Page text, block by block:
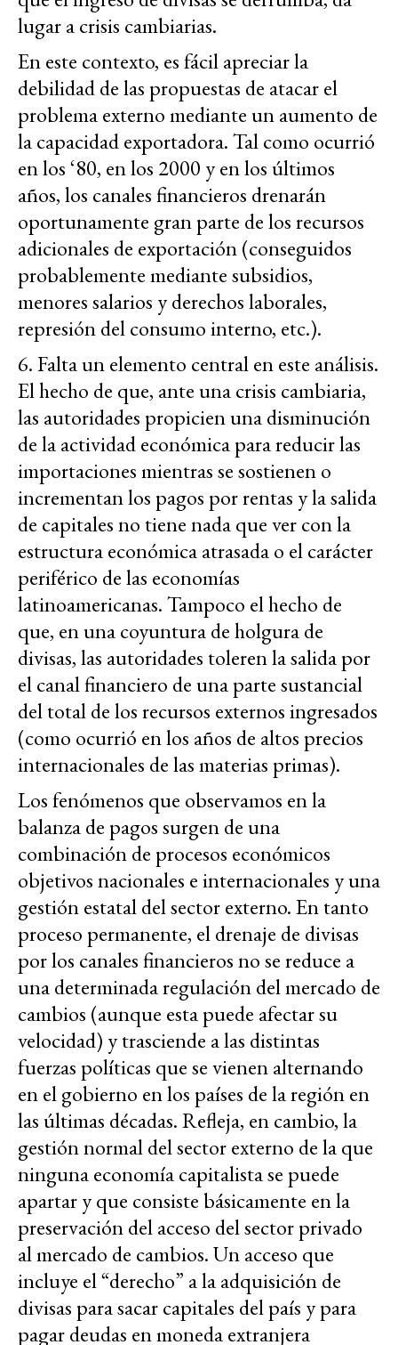
lugar a crisis cambiarias.
En este contexto, es fácil apreciar la
debilidad de las propuestas de atacar el
problema externo mediante un aumento de
la capacidad exportadora. Tal como ocurrió
en los ‘80, en los 2000 y en los últimos
años, los canales financieros drenarán
oportunamente gran parte de los recursos
adicionales de exportación (conseguidos
probablemente mediante subsidios,
menores salarios y derechos laborales,
represión del consumo interno, etc.).
6. Falta un elemento central en este análisis.
El hecho de que, ante una crisis cambiaria,
las autoridades propicien una disminución
de la actividad económica para reducir las
importaciones mientras se sostienen o
incrementan los pagos por rentas y la salida
de capitales no tiene nada que ver con la
estructura económica atrasada o el carácter
periférico de las economías
latinoamericanas. Tampoco el hecho de
que, en una coyuntura de holgura de
divisas, las autoridades toleren la salida por
el canal financiero de una parte sustancial
del total de los recursos externos ingresados
(como ocurrió en los años de altos precios
internacionales de las materias primas).
Los fenómenos que observamos en la
balanza de pagos surgen de una
combinación de procesos económicos
objetivos nacionales e internacionales y una
gestión estatal del sector externo. En tanto
proceso permanente, el drenaje de divisas
por los canales financieros no se reduce a
una determinada regulación del mercado de
cambios (aunque esta puede afectar su
velocidad) y trasciende a las distintas
fuerzas políticas que se vienen alternando
en el gobierno en los países de la región en
las últimas décadas. Refleja, en cambio, la
gestión normal del sector externo de la que
ninguna economía capitalista se puede
apartar y que consiste básicamente en la
preservación del acceso del sector privado
al mercado de cambios. Un acceso que
incluye el “derecho” a la adquisición de
divisas para sacar capitales del país y para
pagar deudas en moneda extranjera